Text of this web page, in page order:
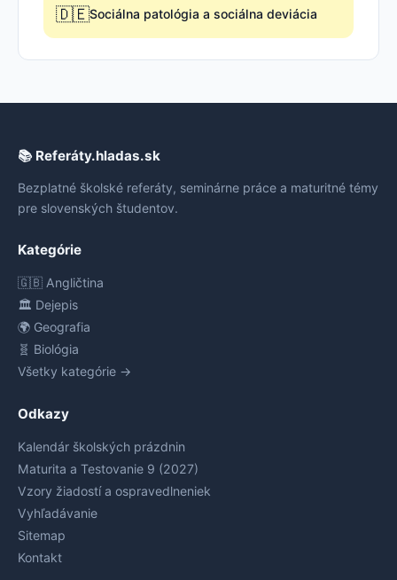
🇩🇪Sociálna patológia a sociálna deviácia
📚 Referáty.hladas.sk
Bezplatné školské referáty, seminárne práce a maturitné témy
pre slovenských študentov.
Kategórie
🇬🇧 Angličtina
🏛️ Dejepis
🌍 Geografia
🧬 Biológia
Všetky kategórie →
Odkazy
Kalendár školských prázdnin
Maturita a Testovanie 9 (2027)
Vzory žiadostí a ospravedlneniek
Vyhľadávanie
Sitemap
Kontakt